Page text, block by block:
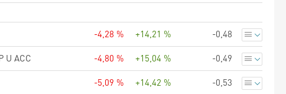
-4,28 % +14,21 % -0,48
U ACC -4,80 % +15,04 % -0,49
-5,09 % +14,42 % -0,53